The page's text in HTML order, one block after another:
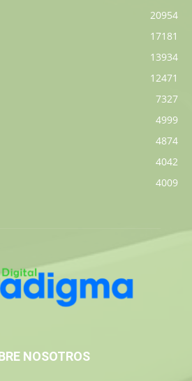
20954
17181
13934
12471
7327
4999
4874
4042
4009
NOSOTROS